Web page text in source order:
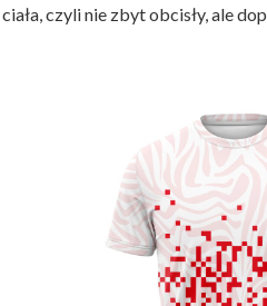
czyli nie zbyt obcisły, ale